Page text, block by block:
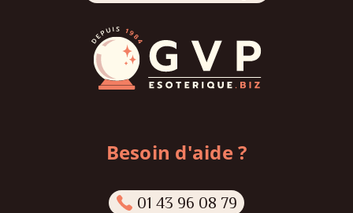
Besoin d'aide ?
01 43 96 08 79